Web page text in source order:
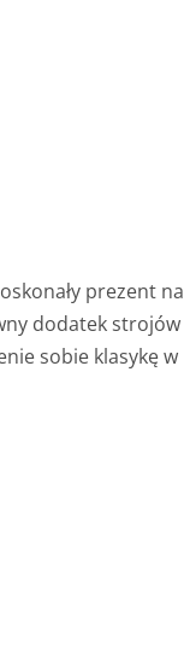
prezent na
dodatek strojów
sobie klasykę w